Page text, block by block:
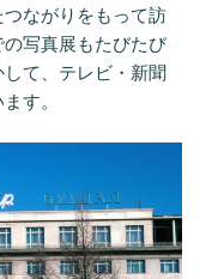
ながりをもって訪
写真展もたびたび
て、テレビ・新聞
す。